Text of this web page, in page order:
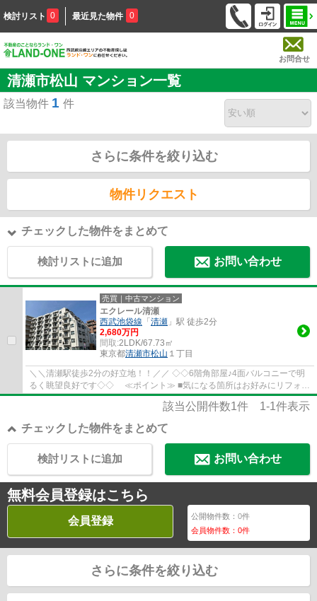
検討リスト 0 最近見た物件 0
お問合せ
清瀬市松山 マンション一覧
該当物件 1 件
さらに条件を絞り込む
物件リクエスト
チェックした物件をまとめて
検討リストに追加 お問い合わせ
売買｜中古マンション
エクレール清瀬
西武池袋線 「 清瀬 」駅 徒歩2分
2,680万円
間取:2LDK/67.73㎡
東京都清瀬市松山 １丁目
＼＼清瀬駅徒歩2分の好立地！！／／ ◇◇6階角部屋♪4面バルコニーで明
るく眺望良好です◇◇ ≪ポイント≫ ■気になる箇所はお好みにリフォー
ムをして理想のお住まいにするのも◎ ■ご家族で...
該当公開件数1件 1-1件表示
チェックした物件をまとめて
お問い合わせ
検討リストに追加
無料会員登録はこちら
会員登録 公開物件数：0件
会員物件数：0件
さらに条件を絞り込む